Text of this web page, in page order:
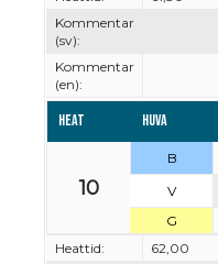
Kommentar
(sv):
Kommentar
(en):
Heat Huva
10
B
V
G
Heattid:
62,00